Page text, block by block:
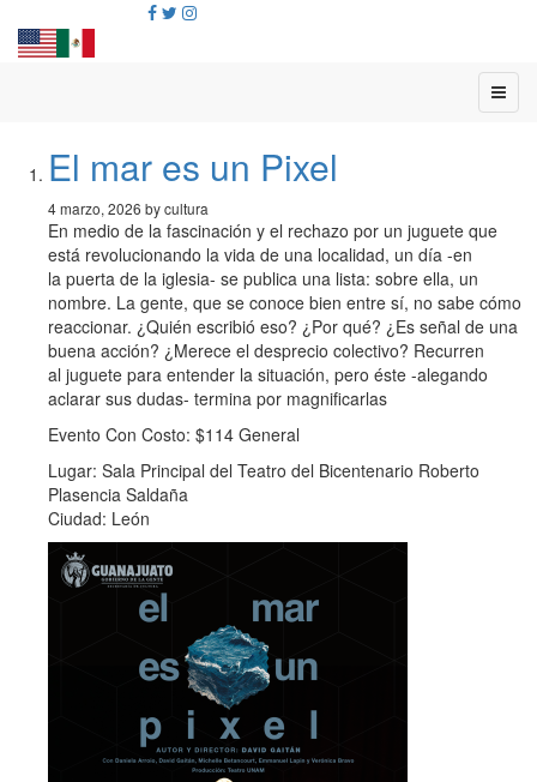
El mar es un Pixel
4 marzo, 2026 by cultura
En medio de la fascinación y el rechazo por un juguete que
está revolucionando la vida de una localidad, un día -en
la puerta de la iglesia- se publica una lista: sobre ella, un
nombre. La gente, que se conoce bien entre sí, no sabe cómo
reaccionar. ¿Quién escribió eso? ¿Por qué? ¿Es señal de una
buena acción? ¿Merece el desprecio colectivo? Recurren
al juguete para entender la situación, pero éste -alegando
aclarar sus dudas- termina por magnificarlas
Evento Con Costo: $114 General
Lugar: Sala Principal del Teatro del Bicentenario Roberto
Plasencia Saldaña
Ciudad: León